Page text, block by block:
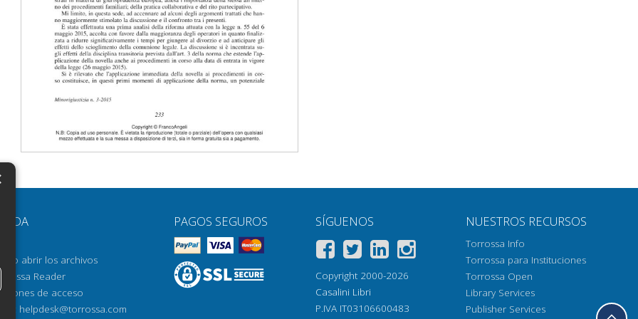
AYUDA
abrir los archivos
Reader
de acceso
helpdesk@torrossa.com
PAGOS SEGUROS SÍGUENOS
Copyright 2000-2026
Casalini Libri
P.IVA IT03106600483
NUESTROS RECURSOS
Torrossa Info
Torrossa para Instituciones
Torrossa Open
Library Services
Publisher Services